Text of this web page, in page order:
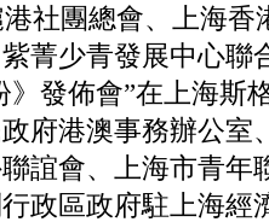
社團總會、上海
菁少青發展中心聯
》發佈會”在上海斯
府港澳事務辦公室
誼會、上海市青年
政區政府駐上海經